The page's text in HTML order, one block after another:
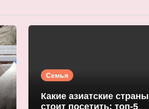
Семья
Какие азиатские страны
стоит посетить: топ-5